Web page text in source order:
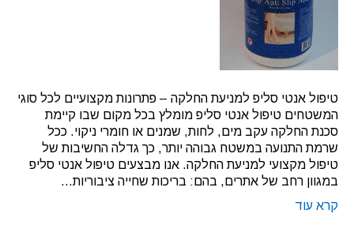
טיפול אנטי סליפ למניעת החלקה – פתרונות מקצועיים לכל סוגי
המשטחים טיפול אנטי סליפ מומלץ בכל מקום שבו קיימת
סכנת החלקה עקב מים, לחות, שמנים או חומרי ניקוי. ככל
שרמת התנועה במשטח גבוהה יותר, כך גדלה החשיבות של
טיפול מקצועי למניעת החלקה. אנו מבצעים טיפול אנטי סליפ
במגוון רחב של אתרים, בהם: בריכות שחייה ציבוריות…
קרא עוד